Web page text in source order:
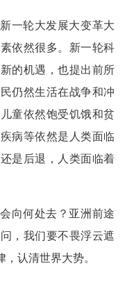
一轮大发展大变革大
依然很多。新一轮科
的机遇，也提出前所
仍然生活在战争和冲
童依然饱受饥饿和贫
病等依然是人类面临
是后退，人类面临着
向何处去？亚洲前途
，我们要不畏浮云遮
认清世界大势。